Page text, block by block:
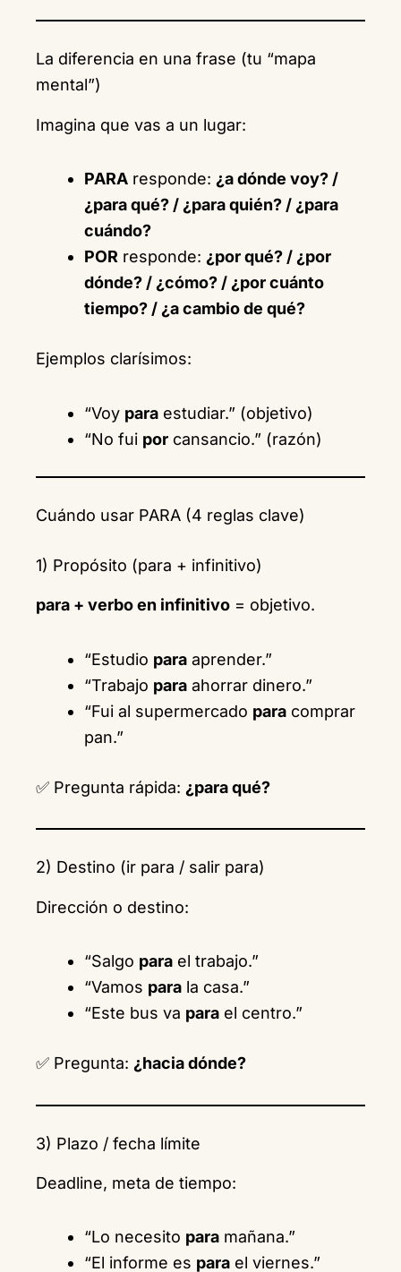
La diferencia en una frase (tu “mapa
mental”)
Imagina que vas a un lugar:
PARA responde: ¿a dónde voy? /
¿para qué? / ¿para quién? / ¿para
cuándo?
POR responde: ¿por qué? / ¿por
dónde? / ¿cómo? / ¿por cuánto
tiempo? / ¿a cambio de qué?
Ejemplos clarísimos:
“Voy para estudiar.” (objetivo)
“No fui por cansancio.” (razón)
Cuándo usar PARA (4 reglas clave)
1) Propósito (para + infinitivo)
para + verbo en infinitivo = objetivo.
“Estudio para aprender.”
“Trabajo para ahorrar dinero.”
“Fui al supermercado para comprar
pan.”
✅ Pregunta rápida: ¿para qué?
2) Destino (ir para / salir para)
Dirección o destino:
“Salgo para el trabajo.”
“Vamos para la casa.”
“Este bus va para el centro.”
✅ Pregunta: ¿hacia dónde?
3) Plazo / fecha límite
Deadline, meta de tiempo:
“Lo necesito para mañana.”
“El informe es para el viernes.”